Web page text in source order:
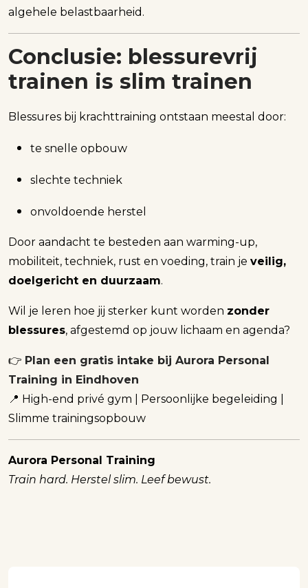
algehele belastbaarheid.
Conclusie: blessurevrij
trainen is slim trainen
Blessures bij krachttraining ontstaan meestal door:
te snelle opbouw
slechte techniek
onvoldoende herstel
Door aandacht te besteden aan warming-up,
mobiliteit, techniek, rust en voeding, train je veilig,
doelgericht en duurzaam.
Wil je leren hoe jij sterker kunt worden zonder
blessures, afgestemd op jouw lichaam en agenda?
👉 Plan een gratis intake bij Aurora Personal
Training in Eindhoven
📍 High-end privé gym | Persoonlijke begeleiding |
Slimme trainingsopbouw
Aurora Personal Training
Train hard. Herstel slim. Leef bewust.